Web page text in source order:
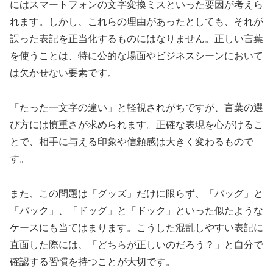
にはスマートフォンの文字変換ミスといった要因が考えら
れます。しかし、これらの理由があったとしても、それが
誤った表記を正当化するものにはなりません。正しい言葉
を使うことは、特に公的な場面やビジネスシーンにおいて
は欠かせない要素です。
「たった一文字の違い」と軽視されがちですが、言葉の選
び方には慎重さが求められます。正確な表現を心がけるこ
とで、相手に与える印象や信頼感は大きく変わるもので
す。
また、この問題は「グッズ」だけに限らず、「バッグ」と
「バック」、「ドッグ」と「ドック」といった似たような
ケースにも当てはまります。こうした混乱しやすい表記に
直面した際には、「どちらが正しいのだろう？」と自分で
確認する習慣を持つことが大切です。